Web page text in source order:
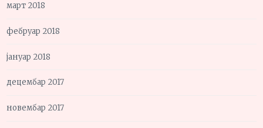
март 2018
фебруар 2018
јануар 2018
децембар 2017
новембар 2017